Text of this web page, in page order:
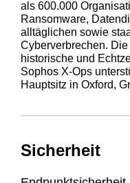
als 600.000
Ransomware,
alltäglichen sowie
Cyberverbrechen.
historische und
Sophos X-Ops
Hauptsitz in Oxford,
Sicherheit